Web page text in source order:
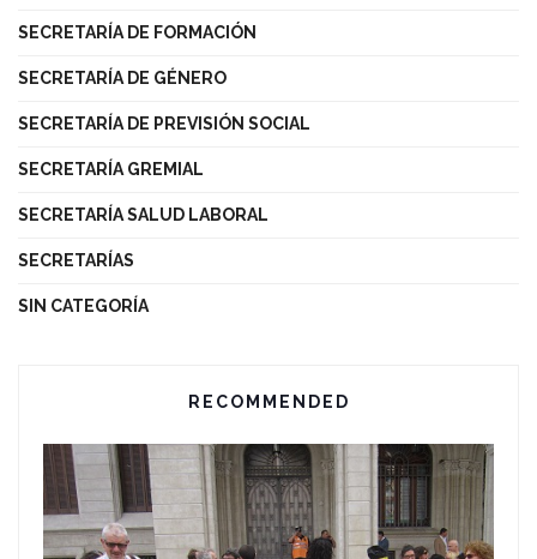
SECRETARÍA DE FORMACIÓN
SECRETARÍA DE GÉNERO
SECRETARÍA DE PREVISIÓN SOCIAL
SECRETARÍA GREMIAL
SECRETARÍA SALUD LABORAL
SECRETARÍAS
SIN CATEGORÍA
RECOMMENDED